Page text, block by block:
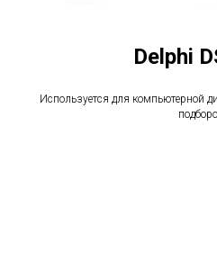
Delphi
Используется для компьютерной